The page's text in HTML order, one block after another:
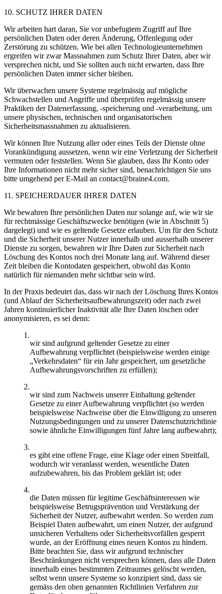
10. SCHUTZ IHRER DATEN
Wir arbeiten hart daran, Sie vor unbefugtem Zugriff auf Ihre
persönlichen Daten oder deren Änderung, Offenlegung oder
Zerstörung zu schützen. Wie bei allen Technologieunternehmen
ergreifen wir zwar Massnahmen zum Schutz Ihrer Daten, aber wir
versprechen nicht, und Sie sollten auch nicht erwarten, dass Ihre
persönlichen Daten immer sicher bleiben.
Wir überwachen unsere Systeme regelmässig auf mögliche
Schwachstellen und Angriffe und überprüfen regelmässig unsere
Praktiken der Datenerfassung, -speicherung und -verarbeitung, um
unsere physischen, technischen und organisatorischen
Sicherheitsmassnahmen zu aktualisieren.
Wir können Ihre Nutzung aller oder eines Teils der Dienste ohne
Vorankündigung aussetzen, wenn wir eine Verletzung der Sicherheit
vermuten oder feststellen. Wenn Sie glauben, dass Ihr Konto oder
Ihre Informationen nicht mehr sicher sind, benachrichtigen Sie uns
bitte umgehend per E-Mail an contact@braine4.com.
11. SPEICHERDAUER IHRER DATEN
Wir bewahren Ihre persönlichen Daten nur solange auf, wie wir sie
für rechtmässige Geschäftszwecke benötigen (wie in Abschnitt 5)
dargelegt) und wie es geltende Gesetze erlauben. Um für den Schutz
und die Sicherheit unserer Nutzer innerhalb und ausserhalb unserer
Dienste zu sorgen, bewahren wir Ihre Daten zur Sicherheit nach
Löschung des Kontos noch drei Monate lang auf. Während dieser
Zeit bleiben die Kontodaten gespeichert, obwohl das Konto
natürlich für niemanden mehr sichtbar sein wird.
In der Praxis bedeutet das, dass wir nach der Löschung Ihres Kontos
(und Ablauf der Sicherheitsaufbewahrungszeit) oder nach zwei
Jahren kontinuierlicher Inaktivität alle Ihre Daten löschen oder
anonymisieren, es sei denn:
wir sind aufgrund geltender Gesetze zu einer
Aufbewahrung verpflichtet (beispielsweise werden einige
„Verkehrsdaten“ für ein Jahr gespeichert, um gesetzliche
Aufbewahrungsvorschriften zu erfüllen);
wir sind zum Nachweis unserer Einhaltung geltender
Gesetze zu einer Aufbewahrung verpflichtet (so werden
beispielsweise Nachweise über die Einwilligung zu unseren
Nutzungsbedingungen und zu unserer Datenschutzrichtlinie
sowie ähnliche Einwilligungen fünf Jahre lang aufbewahrt);
es gibt eine offene Frage, eine Klage oder einen Streitfall,
wodurch wir veranlasst werden, wesentliche Daten
aufzubewahren, bis das Problem geklärt ist; oder
die Daten müssen für legitime Geschäftsinteressen wie
beispielsweise Betrugsprävention und Verstärkung der
Sicherheit der Nutzer, aufbewahrt werden. So werden zum
Beispiel Daten aufbewahrt, um einen Nutzer, der aufgrund
unsicheren Verhaltens oder Sicherheitsvorfällen gesperrt
wurde, an der Eröffnung eines neuen Kontos zu hindern.
Bitte beachten Sie, dass wir aufgrund technischer
Beschränkungen nicht versprechen können, dass alle Daten
innerhalb eines bestimmten Zeitraumes gelöscht werden,
selbst wenn unsere Systeme so konzipiert sind, dass sie
gemäss den oben genannten Richtlinien Verfahren zur